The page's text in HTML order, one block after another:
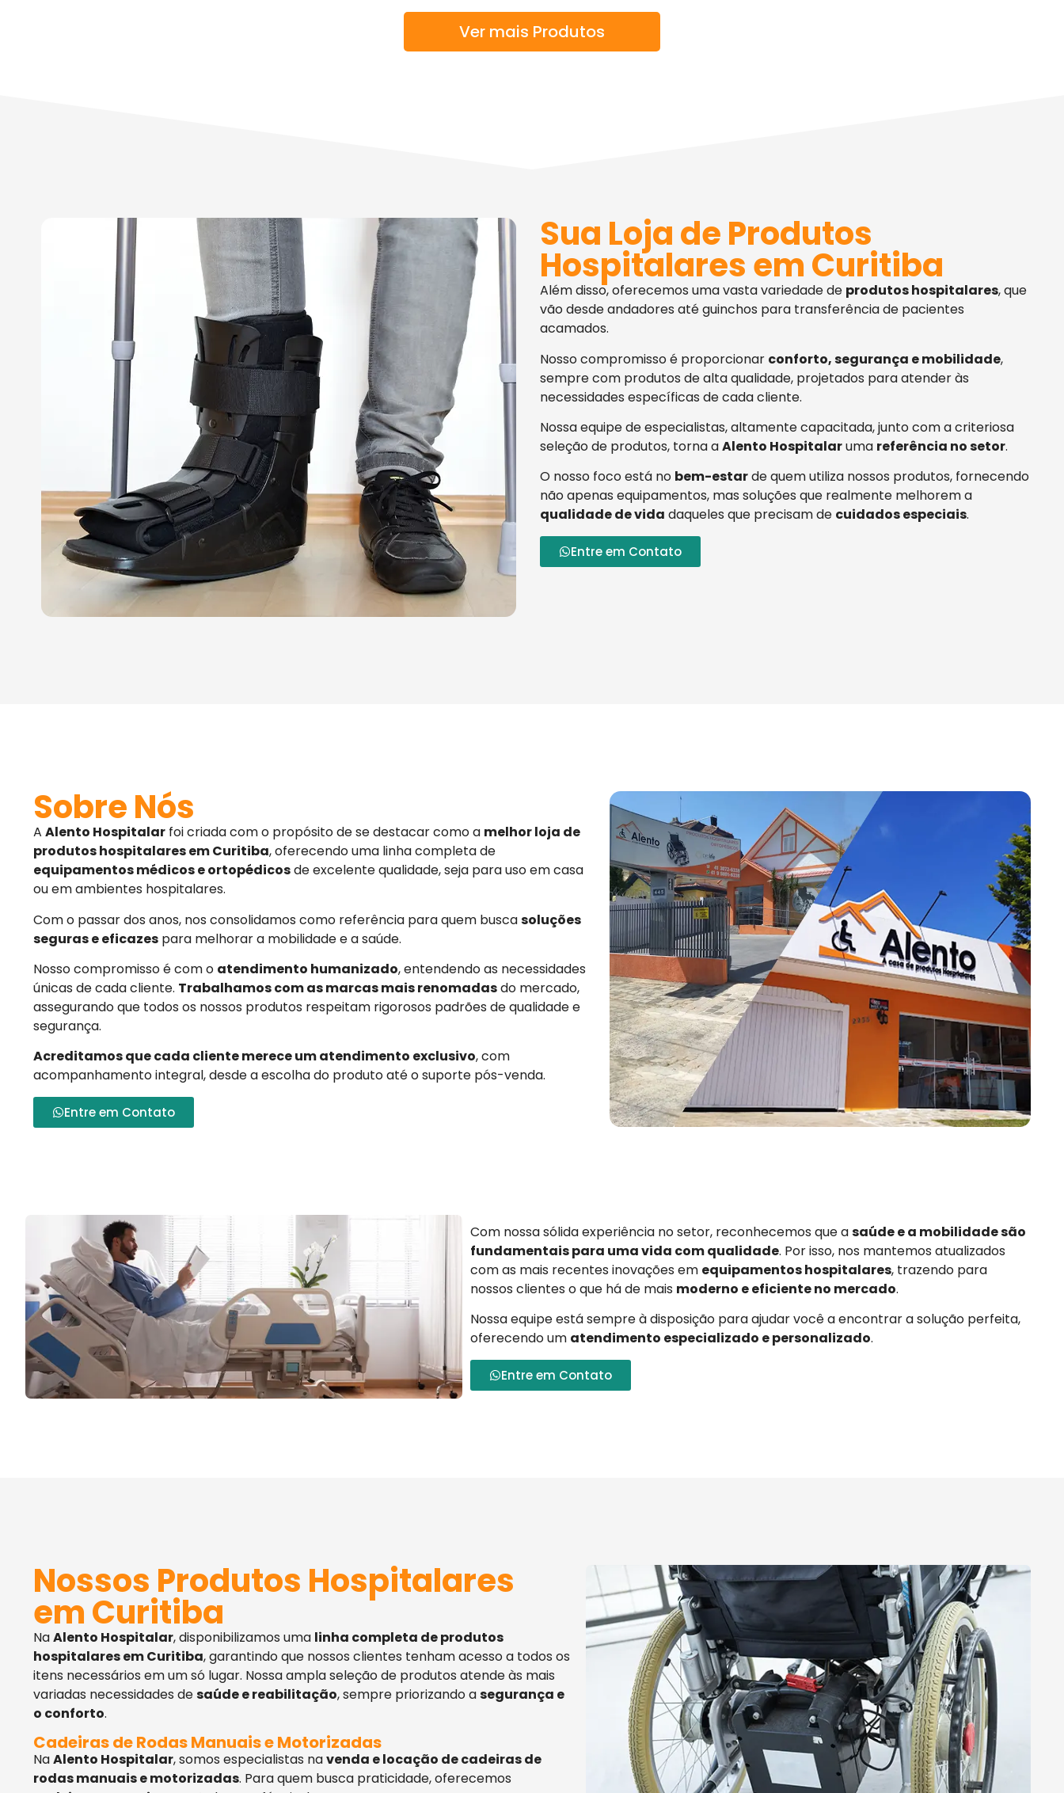
Ver mais Produtos
Sua Loja de Produtos
Hospitalares em Curitiba
Além disso, oferecemos uma vasta variedade de produtos hospitalares, que
vão desde andadores até guinchos para transferência de pacientes
acamados.
Nosso compromisso é proporcionar conforto, segurança e mobilidade,
sempre com produtos de alta qualidade, projetados para atender às
necessidades específicas de cada cliente.
Nossa equipe de especialistas, altamente capacitada, junto com a criteriosa
seleção de produtos, torna aAlento Hospitalaruma referência no setor.
O nosso foco está no bem-estarde quem utiliza nossos produtos, fornecendo
não apenas equipamentos, mas soluções que realmente melhorem a
qualidade de vida daqueles que precisam de cuidados especiais.
Entre em Contato
Sobre Nós
A Alento Hospitalar foi criada com o propósito de se destacar como a melhor loja de
produtos hospitalares em Curitiba, oferecendo uma linha completa de
equipamentos médicos e ortopédicosde excelente qualidade, seja para uso em casa
ou em ambientes hospitalares.
Com o passar dos anos, nos consolidamos como referência para quem buscasoluções
seguras e eficazes para melhorar a mobilidade e a saúde.
Nosso compromisso é com o atendimento humanizado, entendendo as necessidades
únicas de cada cliente. Trabalhamos com as marcas mais renomadasdo mercado,
assegurando que todos os nossos produtos respeitam rigorosos padrões de qualidade e
segurança.
Acreditamos que cada cliente merece um atendimento exclusivo, com
acompanhamento integral, desde a escolha do produto até o suporte pós-venda.
Entre em Contato
Com nossa sólida experiência no setor, reconhecemos que asaúde e a mobilidade são
fundamentais para uma vida com qualidade. Por isso, nos mantemos atualizados
com as mais recentes inovações em equipamentos hospitalares, trazendo para
nossos clientes o que há de mais moderno e eficiente no mercado.
Nossa equipe está sempre à disposição para ajudar você a encontrar a solução perfeita,
oferecendo um atendimento especializado e personalizado.
Entre em Contato
Nossos Produtos Hospitalares
em Curitiba
NaAlento Hospitalar, disponibilizamos uma linha completa de produtos
hospitalares em Curitiba, garantindo que nossos clientes tenham acesso a todos os
itens necessários em um só lugar. Nossa ampla seleção de produtos atende às mais
variadas necessidades desaúde e reabilitação, sempre priorizando asegurança e
o conforto.
Cadeiras de Rodas Manuais e Motorizadas
NaAlento Hospitalar, somos especialistas navenda e locação de cadeiras de
rodas manuais e motorizadas. Para quem busca praticidade, oferecemos